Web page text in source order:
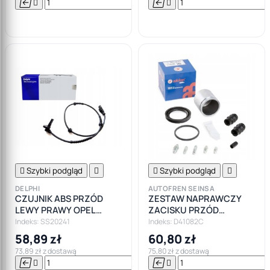
  

 
 Szybki podgląd 
DELPHI
CZUJNIK ABS PRZÓD
LEWY PRAWY OPEL
ADAM CORSA D FIAT
GRANDE PUNTO EVO A
Indeks: SS20241
58,89 zł
73,89 zł z dostawą
  
 Szybki podgląd 
AUTOFREN SEINSA
ZESTAW NAPRAWCZY
ZACISKU PRZÓD
TŁOCZEK OPEL FIAT
CITROEN 54MM
Indeks: D41082C
60,80 zł
75,80 zł z dostawą
 